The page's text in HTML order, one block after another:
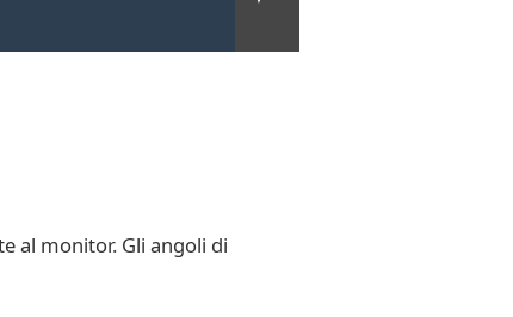
al monitor. Gli angoli di